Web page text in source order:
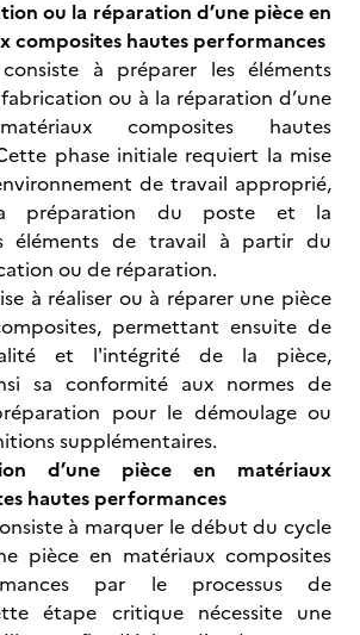
ou la réparation d’une pièce en
composites hautes performances
à préparer les éléments
fabrication ou à la réparation d’une
composites hautes
phase initiale requiert la mise
de travail approprié,
préparation du poste et la
éléments de travail à partir du
ou de réparation.
à réaliser ou à réparer une pièce
permettant ensuite de
et l'intégrité de la pièce,
sa conformité aux normes de
pour le démoulage ou
supplémentaires.
d’une pièce en matériaux
hautes performances
à marquer le début du cycle
pièce en matériaux composites
par le processus de
étape critique nécessite une